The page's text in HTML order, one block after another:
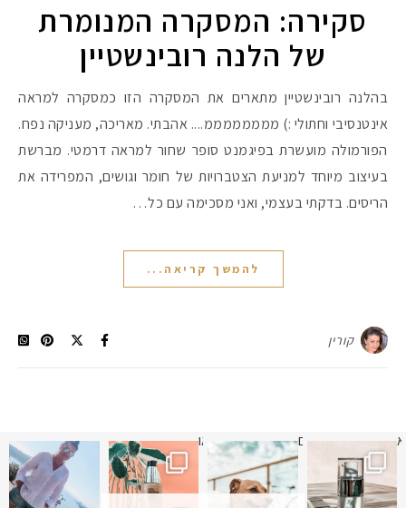
סקירה: המסקרה המנומרת
של הלנה רובינשטיין
בהלנה רובינשטיין מתארים את המסקרה הזו כמסקרה למראה
אינטנסיבי וחתולי :) ממממממממ.... אהבתי. מאריכה, מעניקה נפח.
הפורמולה מועשרת בפיגמנט סופר שחור למראה דרמטי. מברשת
בעיצוב מיוחד למניעת הצטברויות של חומר וגושים, המפרידה את
הריסים. בדקתי בעצמי, ואני מסכימה עם כל…
להמשך קריאה...
קורין
תמונה כבר חודשיים
איזו אהבתם יותר? הראשונה או